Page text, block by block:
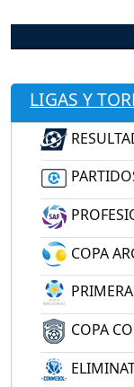
LIGAS Y
COPA
COPA